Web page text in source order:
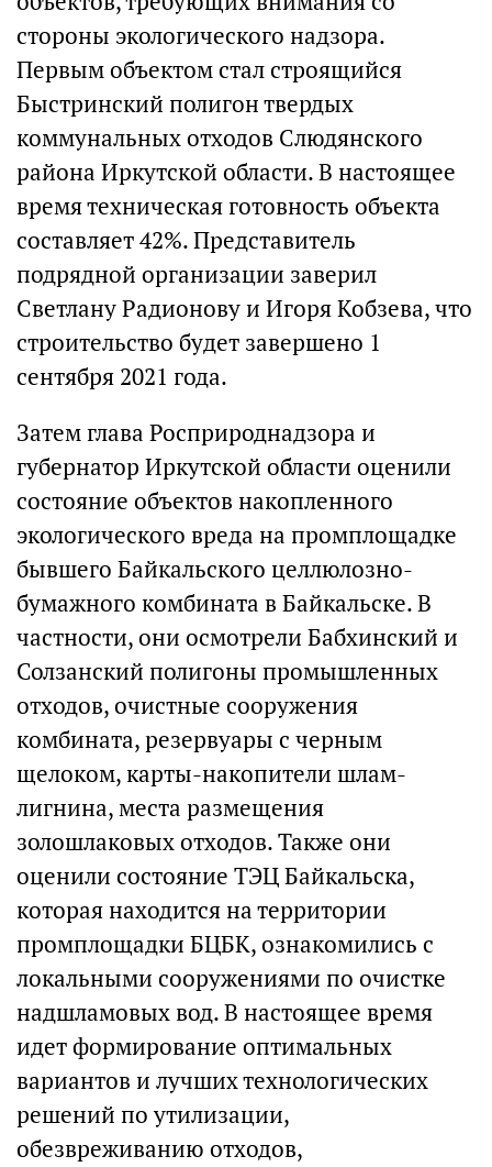
стороны экологического надзора.
Первым объектом стал строящийся
Быстринский полигон твердых
коммунальных отходов Слюдянского
района Иркутской области. В настоящее
время техническая готовность объекта
составляет 42%. Представитель
подрядной организации заверил
Светлану Радионову и Игоря Кобзева, что
строительство будет завершено 1
сентября 2021 года.
Затем глава Росприроднадзора и
губернатор Иркутской области оценили
состояние объектов накопленного
экологического вреда на промплощадке
бывшего Байкальского целлюлозно-
бумажного комбината в Байкальске. В
частности, они осмотрели Бабхинский и
Солзанский полигоны промышленных
отходов, очистные сооружения
комбината, резервуары с черным
щелоком, карты-накопители шлам-
лигнина, места размещения
золошлаковых отходов. Также они
оценили состояние ТЭЦ Байкальска,
которая находится на территории
промплощадки БЦБК, ознакомились с
локальными сооружениями по очистке
надшламовых вод. В настоящее время
идет формирование оптимальных
вариантов и лучших технологических
решений по утилизации,
обезвреживанию отходов,